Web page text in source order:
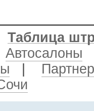
Таблица
Автосалоны